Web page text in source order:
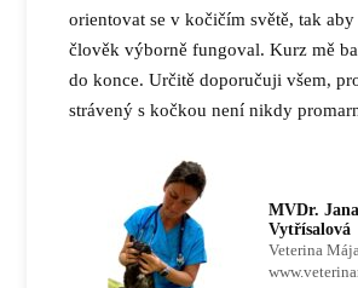
orientovat se v kočičím světě, tak
člověk výborně fungoval. Kurz mě
do konce. Určitě doporučuji všem,
strávený s kočkou není nikdy
MVDr.
Vytřísalová
Veterina